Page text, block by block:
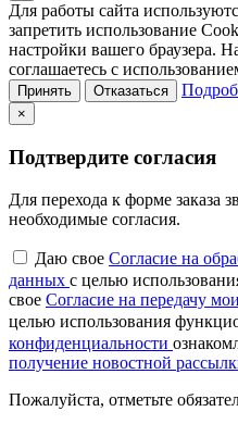
Для работы сайта
запретить использование
настройки вашего браузера.
соглашаетесь с
Принять Отказаться
×
Подтвердите согласия
Для перехода к форме заказа
необходимые согласия.
Даю свое Согласие на
данных с целью
свое Согласие на передачу
целью использования
конфиденциальности
получение новостной
Пожалуйста, отметьте